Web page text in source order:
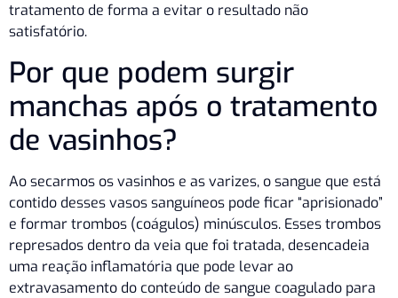
tratamento de forma a evitar o resultado não
satisfatório.
Por que podem surgir
manchas após o tratamento
de vasinhos?
Ao secarmos os vasinhos e as varizes, o sangue que está
contido desses vasos sanguíneos pode ficar “aprisionado”
e formar trombos (coágulos) minúsculos. Esses trombos
represados dentro da veia que foi tratada, desencadeia
uma reação inflamatória que pode levar ao
extravasamento do conteúdo de sangue coagulado para